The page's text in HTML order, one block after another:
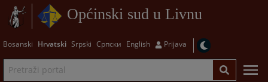
Općinski sud u Livnu
Bosanski Hrvatski Srpski Српски English Prijava